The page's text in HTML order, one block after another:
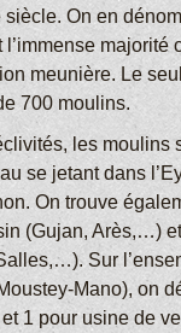
On en
majorité
meunière. Le
700 moulins.
les moulins
se jetant dans
On trouve
(Gujan, Arès,…)
Sur
Mano), on
1 pour usine de